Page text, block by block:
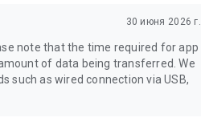
30 июня 2026 г.
note that the time required for app
of data being transferred. We
such as wired connection via USB,